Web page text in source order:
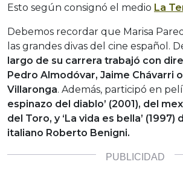
Esto según consignó el medio La
Debemos recordar que Marisa
las grandes divas del cine español.
largo de su carrera trabajó con
Pedro Almodóvar, Jaime Chávarri
Villaronga. Además, participó en
espinazo del diablo’ (2001), del
del Toro, y ‘La vida es bella’ (1997)
italiano Roberto Benigni.